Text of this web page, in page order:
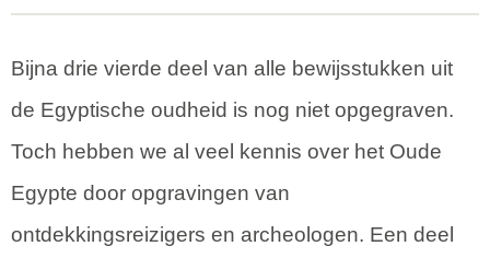
Bijna drie vierde deel van alle bewijsstukken uit
de Egyptische oudheid is nog niet opgegraven.
Toch hebben we al veel kennis over het Oude
Egypte door opgravingen van
ontdekkingsreizigers en archeologen. Een deel